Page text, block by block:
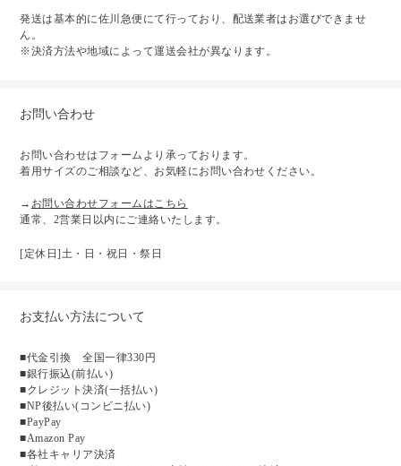
発送は基本的に佐川急便にて行っており、配送業者はお選びできませ
ん。
※決済方法や地域によって運送会社が異なります。
お問い合わせ
お問い合わせはフォームより承っております。
着用サイズのご相談など、お気軽にお問い合わせください。
→ お問い合わせフォームはこちら
通常、2営業日以内にご連絡いたします。
[定休日]土・日・祝日・祭日
お支払い方法について
■代金引換 全国一律330円
■銀行振込(前払い)
■クレジット決済(一括払い)
■NP後払い(コンビニ払い)
■PayPay
■Amazon Pay
■各社キャリア決済